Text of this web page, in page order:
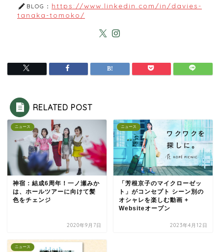
BLOG： https://www.linkedin.com/in/davies-
tanaka-tomoko/
RELATED POST
ニュース
神宿：結成6周年！一ノ瀬みか
は、ホールツアーに向けて髪
色をチェンジ
2020年9月7日
ニュース
「芳根京子のマイクローゼッ
ト」がコンセプト シーン別の
オシャレを楽しむ動画 +
Websiteオープン
2023年4月12日
ニュース